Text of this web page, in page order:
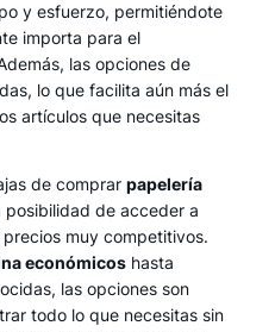
y esfuerzo, permitiéndote
importa para el
las opciones de
lo que facilita aún más el
artículos que necesitas
de comprar papelería
posibilidad de acceder a
muy competitivos.
económicos hasta
las opciones son
todo lo que necesitas sin